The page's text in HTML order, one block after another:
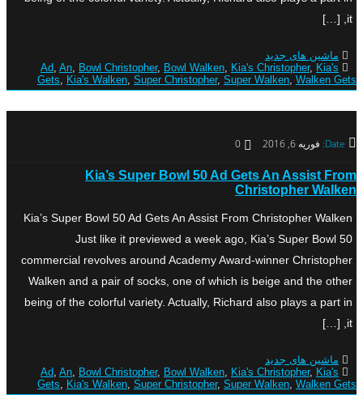
it, […]
ماشین های جدید
Ad, An, Bowl Christopher, Bowl Walken, Kia's Christopher, Kia's
Gets, Kia's Walken, Super Christopher, Super Walken, Walken Gets
Date: فوریه 6, 2016 0
Kia’s Super Bowl 50 Ad Gets An Assist From
Christopher Walken
Kia’s Super Bowl 50 Ad Gets An Assist From Christopher Walken
Just like it previewed a week ago, Kia’s Super Bowl 50
commercial revolves around Academy Award-winner Christopher
Walken and a pair of socks, one of which is beige and the other
being of the colorful variety. Actually, Richard also plays a part in
it, […]
ماشین های جدید
Ad An Bowl Christopher, Bowl Walken Kia's Christopher, Kia's
Gets
Kia's Walken Super Christopher, Super Walken Walken Gets